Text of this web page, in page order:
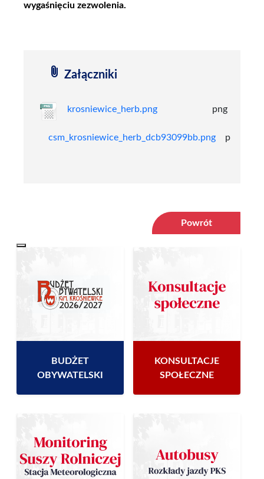
wygaśnięciu zezwolenia.
attach_file Załączniki
krosniewice_herb.png png
csm_krosniewice_herb_dcb93099bb.png png
Powrót
BUDŻET
OBYWATELSKI
KONSULTACJE
SPOŁECZNE